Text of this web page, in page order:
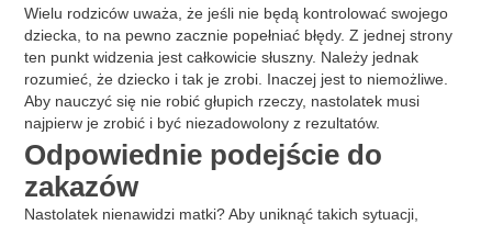
Wielu rodziców uważa, że ​​jeśli nie będą kontrolować swojego
dziecka, to na pewno zacznie popełniać błędy. Z jednej strony
ten punkt widzenia jest całkowicie słuszny. Należy jednak
rozumieć, że dziecko i tak je zrobi. Inaczej jest to niemożliwe.
Aby nauczyć się nie robić głupich rzeczy, nastolatek musi
najpierw je zrobić i być niezadowolony z rezultatów.
Odpowiednie podejście do
zakazów
Nastolatek nienawidzi matki? Aby uniknąć takich sytuacji,